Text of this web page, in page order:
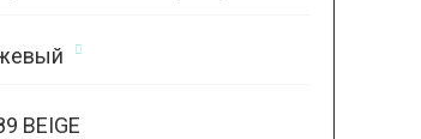
BEIGE